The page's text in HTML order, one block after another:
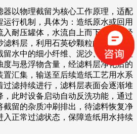
器以物理截留为核心工作原理，适配
行机制，具体为：造纸原水或回用
入耐压罐体，水流自上而下平稳流经
料层，利用石英砂颗粒的孔隙结构
留水中的细小纤维、泥沙、填料颗粒
与悬浮物含量，经滤料层净化后的
汇集，输送至后续造纸工艺用水系
过滤持续进行，滤料层表面会逐渐堆
此时设备启动自动反洗功能，通过
截留的杂质冲刷排出，待滤料恢复净
入正常过滤状态，保障造纸用水持续